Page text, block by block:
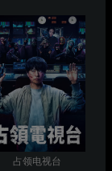
占领电视台